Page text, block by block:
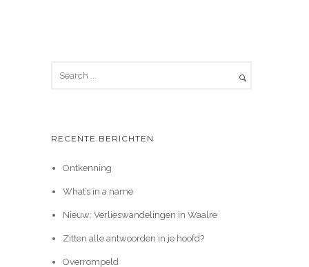
RECENTE BERICHTEN
Ontkenning
What’s in a name
Nieuw: Verlieswandelingen in Waalre
Zitten alle antwoorden in je hoofd?
Overrompeld